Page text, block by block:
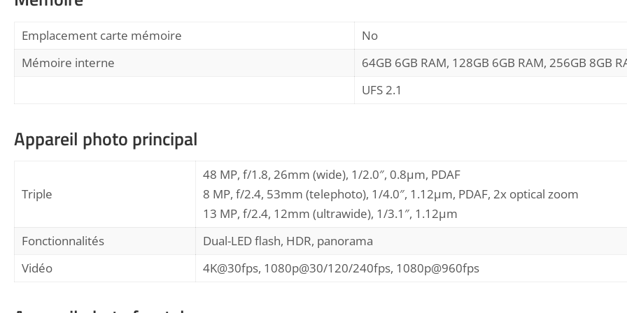
Emplacement carte mémoire
No
Mémoire interne
64GB 6GB RAM, 128GB 6GB RAM, 256GB 8GB
UFS 2.1
Appareil photo principal
Triple
48 MP, f/1.8, 26mm (wide), 1/2.0″, 0.8µm, PDAF
8 MP, f/2.4, 53mm (telephoto), 1/4.0″, 1.12µm, PDAF, 2x optical zoom
13 MP, f/2.4, 12mm (ultrawide), 1/3.1″, 1.12µm
Fonctionnalités
Dual-LED flash, HDR, panorama
Vidéo
4K@30fps, 1080p@30/120/240fps, 1080p@960fps